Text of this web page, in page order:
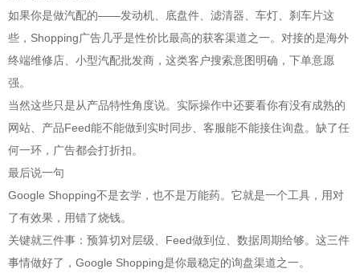
如果你是做汽配的——发动机、底盘件、滤清器、车灯、刹车片这
些，Shopping广告几乎是性价比最高的获客渠道之一。对接的是海外
终端维修店、小型汽配批发商，这类客户搜索意图明确，下单意愿
强。
当然这些只是从产品特性角度说。实际操作中还要看你有没有成熟的
网站、产品Feed能不能做到实时同步、客服能不能接住询盘。缺了任
何一环，广告都会打折扣。
最后说一句
Google Shopping不是玄学，也不是万能药。它就是一个工具，用对
了有效果，用错了烧钱。
关键就三件事：预算切对层级、Feed做到位、数据周期给够。这三件
事情做好了，Google Shopping是你最稳定的询盘渠道之一。